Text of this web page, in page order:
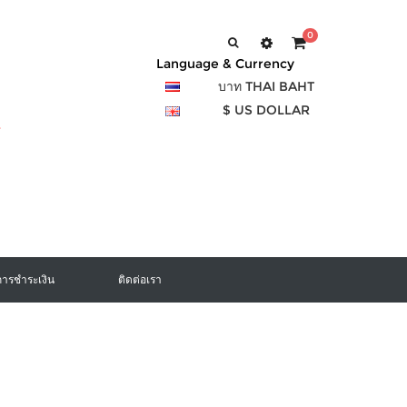
0
Language & Currency
บาท THAI BAHT
$ US DOLLAR
รชำระเงิน ติดต่อเรา